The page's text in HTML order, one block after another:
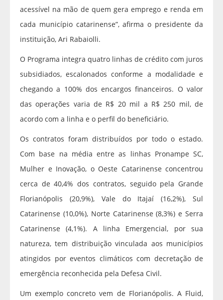
acessível na mão de quem gera emprego e renda em
cada município catarinense”, afirma o presidente da
instituição, Ari Rabaiolli.
O Programa integra quatro linhas de crédito com juros
subsidiados, escalonados conforme a modalidade e
chegando a 100% dos encargos financeiros. O valor
das operações varia de R$ 20 mil a R$ 250 mil, de
acordo com a linha e o perfil do beneficiário.
Os contratos foram distribuídos por todo o estado.
Com base na média entre as linhas Pronampe SC,
Mulher e Inovação, o Oeste Catarinense concentrou
cerca de 40,4% dos contratos, seguido pela Grande
Florianópolis (20,9%), Vale do Itajaí (16,2%), Sul
Catarinense (10,0%), Norte Catarinense (8,3%) e Serra
Catarinense (4,1%). A linha Emergencial, por sua
natureza, tem distribuição vinculada aos municípios
atingidos por eventos climáticos com decretação de
emergência reconhecida pela Defesa Civil.
Um exemplo concreto vem de Florianópolis. A Fluid,